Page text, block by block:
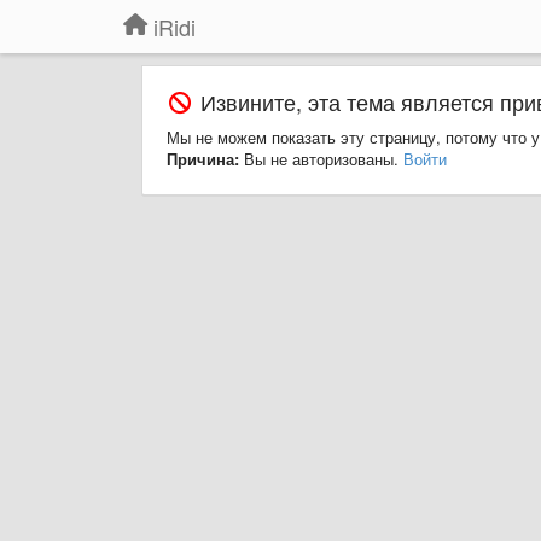
iRidi
Извините, эта тема является
Мы не можем показать эту страницу, потому что
Причина: Вы не авторизованы. Войти